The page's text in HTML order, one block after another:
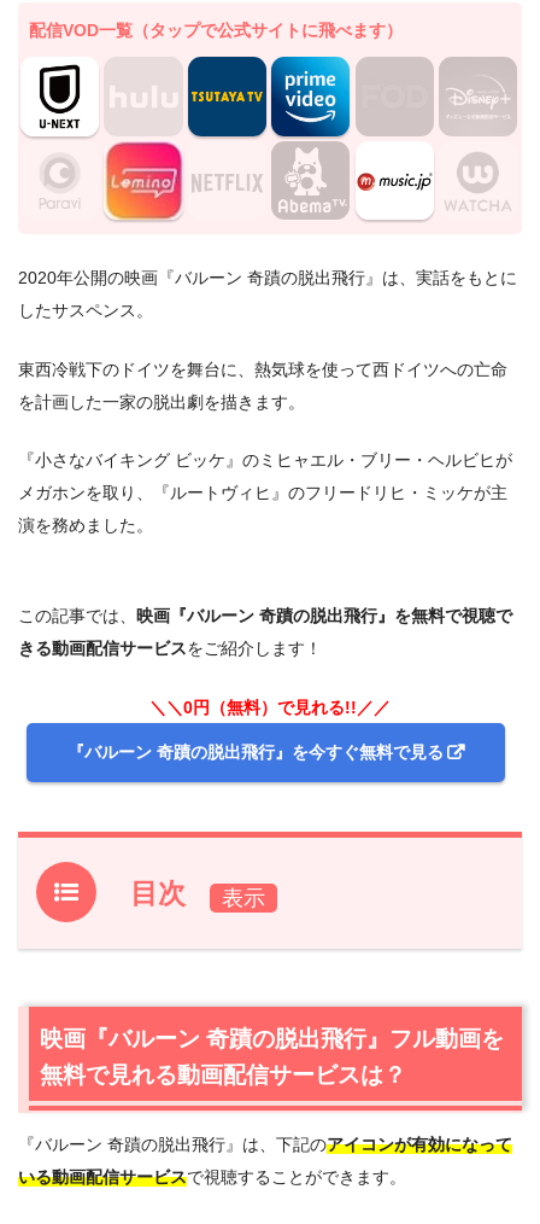
配信VOD一覧（タップで公式サイトに飛べます）
2020年公開の映画『バルーン 奇蹟の脱出飛行』は、実話をもとに
したサスペンス。
東西冷戦下のドイツを舞台に、熱気球を使って西ドイツへの亡命
を計画した一家の脱出劇を描きます。
『小さなバイキング ビッケ』のミヒャエル・ブリー・ヘルビヒが
メガホンを取り、『ルートヴィヒ』のフリードリヒ・ミッケが主
演を務めました。
この記事では、 映画『バルーン 奇蹟の脱出飛行』を無料で視聴で
きる動画配信サービスをご紹介します！
＼＼0円（無料）で見れる!!／／
『バルーン 奇蹟の脱出飛行』を今すぐ無料で見る
目次
1.映画『バルーン 奇蹟の脱出飛行』フル動画を無料で見れ
が一番おすすめ
1.2映画『バルーン 奇蹟の脱出飛行』を動画配信＆宅配レ
ンタルで楽しめるTSUTAYA TVもおすすめ
2. 映画『バルーン 奇蹟の脱出飛行』作品情報
2.1映画『バルーン 奇蹟の脱出飛行』あらすじ
映画『バルーン 奇蹟の脱出飛行』フル動画を
無料で見れる動画配信サービスは？
『バルーン 奇蹟の脱出飛行』は、下記のアイコンが有効になって
いる動画配信サービスで視聴することができます。